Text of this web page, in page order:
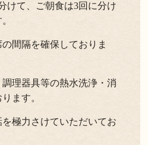
けて、ご朝食は3回に分け
間隔を確保しておりま
調理器具等の熱水洗浄・消
ます。
を極力さけていただいてお